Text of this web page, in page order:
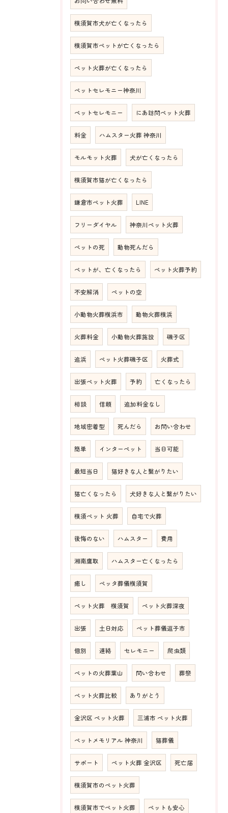
横須賀市犬が亡くなったら
横須賀市ペットが亡くなったら
ペット火葬が亡くなったら
ペットセレモニー神奈川
ペットセレモニー にあ訪問ペット火葬
料金 ハムスター火葬 神奈川
モルモット火葬 犬が亡くなったら
横須賀市猫が亡くなったら
鎌倉市ペット火葬 LINE
フリーダイヤル 神奈川ペット火葬
ペットの死 動物死んだら
ペットが、亡くなったら ペット火葬予約
不安解消 ペットの空
小動物火葬横浜市 動物火葬横浜
火葬料金 小動物火葬施設 磯子区
追浜 ペット火葬磯子区 火葬式
出張ペット火葬 予約 亡くなったら
相談 信頼 追加料金なし
地域密着型 死んだら お問い合わせ
簡単 インターペット 当日可能
最短当日 猫好きな人と繋がりたい
猫亡くなったら 犬好きな人と繋がりたい
横須ペット 火葬 自宅で火葬
後悔のない ハムスター 費用
湘南鷹取 ハムスター亡くなったら
癒し ペッタ葬儀横須賀
ペット火葬 横須賀 ペット火葬深夜
出張 土日対応 ペット葬儀逗子市
個別 連絡 セレモニー 爬虫類
ペットの火葬葉山 問い合わせ 葬祭
ペット火葬比較 ありがとう
金沢区 ペット火葬 三浦市 ペット火葬
ペットメモリアル 神奈川 猫葬儀
サポート ペット火葬 金沢区 死亡届
横須賀市のペット火葬
横須賀市でペット火葬 ペットも安心